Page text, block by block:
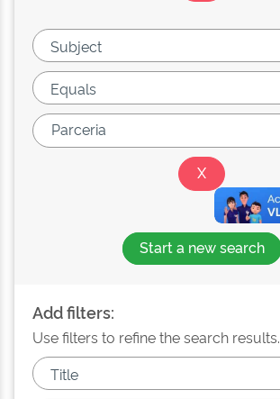
Start a new search
Add filters:
Use filters to refine the search results.